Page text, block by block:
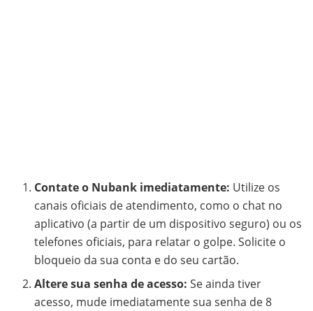
Contate o Nubank imediatamente: Utilize os
canais oficiais de atendimento, como o chat no
aplicativo (a partir de um dispositivo seguro) ou os
telefones oficiais, para relatar o golpe. Solicite o
bloqueio da sua conta e do seu cartão.
Altere sua senha de acesso: Se ainda tiver
acesso, mude imediatamente sua senha de 8